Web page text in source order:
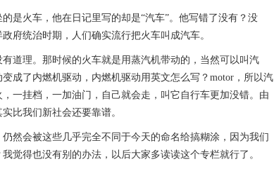
是火车，他在日记里写的却是“汽车”。他写错了没有？没
府统治时期，人们确实流行把火车叫成汽车。
道理。那时候的火车就是用蒸汽机带动的，当然可以叫汽
成了内燃机驱动，内燃机驱动用英文怎么写？motor，所以汽
一挂档，一加油门，自己就会走，叫它自行车更加没错。由
比我们新社会还要靠谱。
然会被这些几乎完全不同于今天的命名给搞糊涂，因为我们
觉得也没有别的办法，以后大家多读读这个专栏就行了。